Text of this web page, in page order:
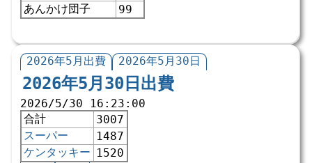
あんかけ団子
99
2026年5月出費 2026年5月30日
2026年5月30日出費
2026/5/30 16:23:00
合計
3007
スーパー
1487
ケンタッキー 1520